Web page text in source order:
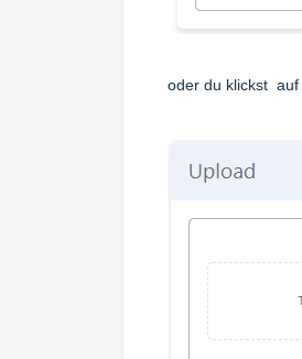
oder du klickst auf